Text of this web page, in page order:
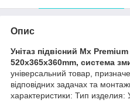
Опис
Унітаз підвісний Mx
520x365x360mm, система
універсальний товар,
відповідних задачах та
характеристики: Тип